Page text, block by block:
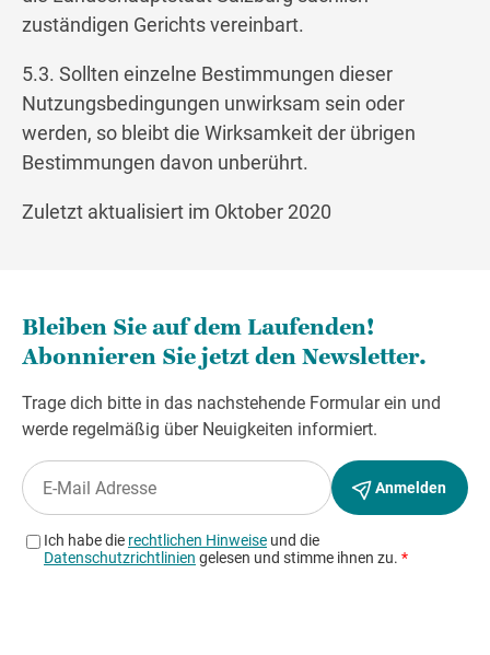
zuständigen Gerichts vereinbart.
5.3. Sollten einzelne Bestimmungen dieser
Nutzungsbedingungen unwirksam sein oder
werden, so bleibt die Wirksamkeit der übrigen
Bestimmungen davon unberührt.
Zuletzt aktualisiert im Oktober 2020